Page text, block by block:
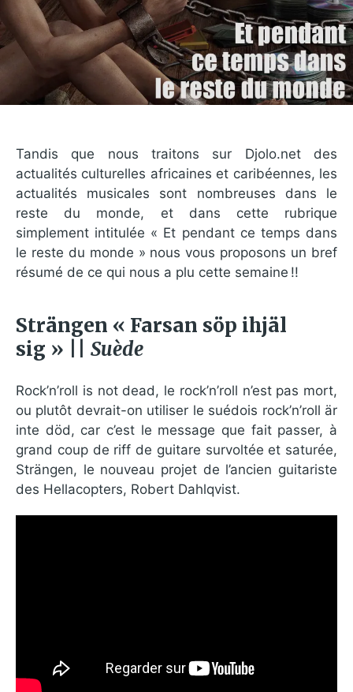
Tandis que nous traitons sur Djolo.net des
actualités culturelles africaines et caribéennes, les
actualités musicales sont nombreuses dans le
reste du monde, et dans cette rubrique
simplement intitulée « Et pendant ce temps dans
le reste du monde » nous vous proposons un bref
résumé de ce qui nous a plu cette semaine !!
Strängen « Farsan söp ihjäl
sig » || Suède
Rock’n’roll is not dead, le rock’n’roll n’est pas mort,
ou plutôt devrait-on utiliser le suédois rock’n’roll är
inte död, car c’est le message que fait passer, à
grand coup de riff de guitare survoltée et saturée,
Strängen, le nouveau projet de l’ancien guitariste
des Hellacopters, Robert Dahlqvist.